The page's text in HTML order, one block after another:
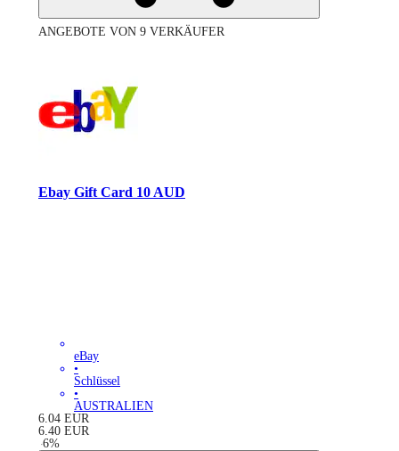
ANGEBOTE VON 9 VERKÄUFER
Ebay Gift Card 10 AUD
eBay
•
Schlüssel
•
AUSTRALIEN
6.04 EUR
6.40 EUR
-6%